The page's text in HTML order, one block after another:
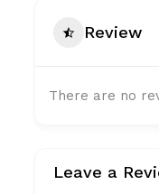
Review
There are no
Leave a